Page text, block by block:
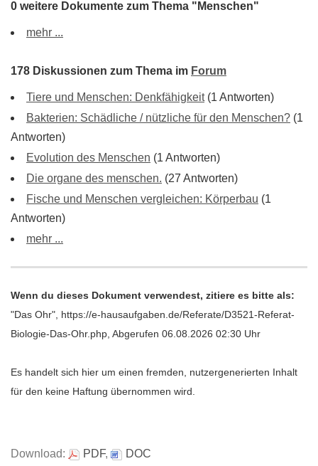
0 weitere Dokumente zum Thema "Menschen"
mehr ...
178 Diskussionen zum Thema im Forum
Tiere und Menschen: Denkfähigkeit(1 Antworten)
Bakterien: Schädliche / nützliche für den Menschen? (1
Antworten)
Evolution des Menschen (1 Antworten)
Die organe des menschen. (27 Antworten)
Fische und Menschen vergleichen: Körperbau (1
Antworten)
mehr ...
Wenn du dieses Dokument verwendest, zitiere es bitte als:
"Das Ohr", https://e-hausaufgaben.de/Referate/D3521-Referat-
Biologie-Das-Ohr.php, Abgerufen 06.08.2026 02:30 Uhr
Es handelt sich hier um einen fremden, nutzergenerierten Inhalt
für den keine Haftung übernommen wird.
Download: PDF, DOC